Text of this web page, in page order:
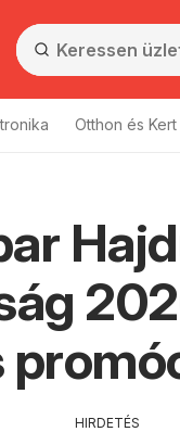
Otthon és Kert
HIRDETÉS